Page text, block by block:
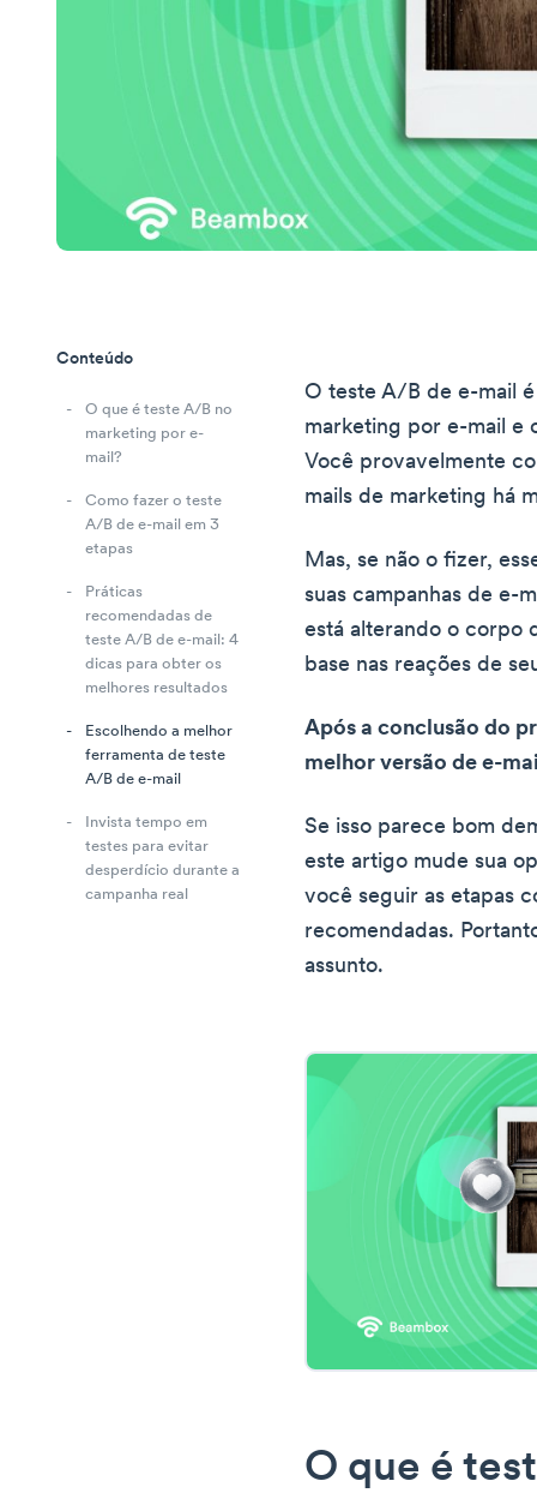
Conteúdo
O que é teste A/B no
marketing por e-
mail?
Como fazer o teste
A/B de e-mail em 3
etapas
Práticas
recomendadas de
teste A/B de e-mail: 4
dicas para obter os
melhores resultados
Escolhendo a melhor
ferramenta de teste
A/B de e-mail
Invista tempo em
testes para evitar
desperdício durante a
campanha real
O teste A/B de e-mail
marketing por e-mail e
Você provavelmente
mails de marketing há
Mas, se não o fizer,
suas campanhas de e-
está alterando o corpo
base nas reações de
Após a conclusão do
melhor versão de e-
Se isso parece bom
este artigo mude sua
você seguir as etapas
recomendadas.
assunto.
O que é